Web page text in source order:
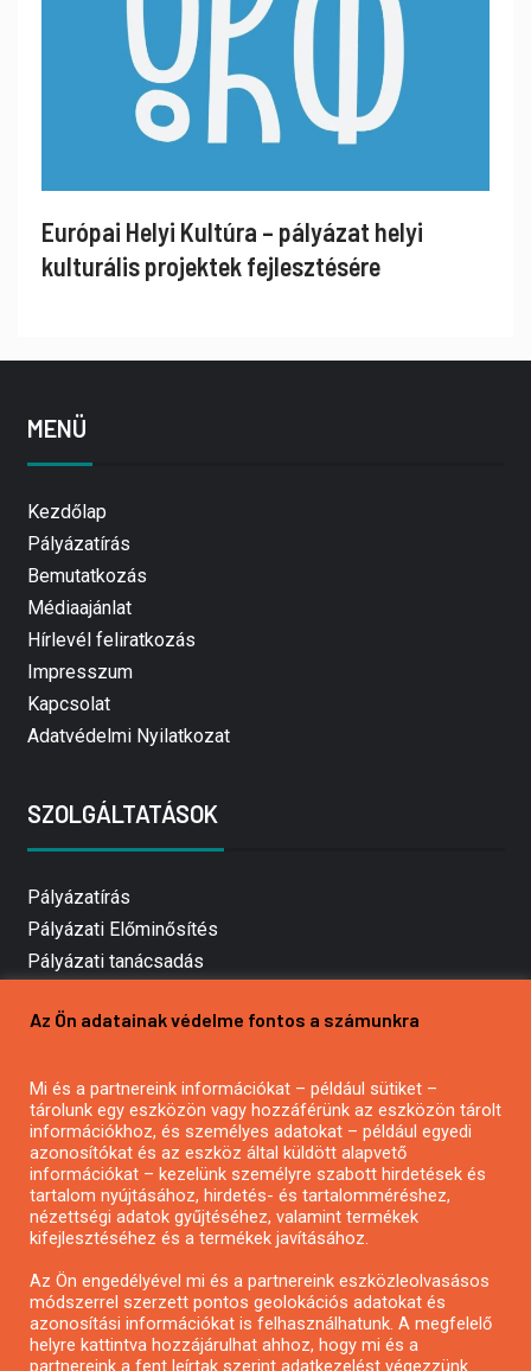
Európai Helyi Kultúra – pályázat helyi
kulturális projektek fejlesztésére
MENÜ
Kezdőlap
Pályázatírás
Bemutatkozás
Médiaajánlat
Hírlevél feliratkozás
Impresszum
Kapcsolat
Adatvédelmi Nyilatkozat
SZOLGÁLTATÁSOK
Pályázatírás
Pályázati Előminősítés
Pályázati tanácsadás
Mezőgazdasági pályázatírás
Pályázatírás civil szervezeteknek
Pályázatírás önkormányzatoknak
Pályázatfigyelés
Specifikus pályázatfigyelés vagy hírlevél
Pályázatok magánszemélyeknek
Az Ön adatainak védelme fontos a számunkra
Mi és a partnereink információkat – például sütiket –
tárolunk egy eszközön vagy hozzáférünk az eszközön tárolt
információkhoz, és személyes adatokat – például egyedi
azonosítókat és az eszköz által küldött alapvető
információkat – kezelünk személyre szabott hirdetések és
tartalom nyújtásához, hirdetés- és tartalomméréshez,
nézettségi adatok gyűjtéséhez, valamint termékek
kifejlesztéséhez és a termékek javításához.
Az Ön engedélyével mi és a partnereink eszközleolvasásos
módszerrel szerzett pontos geolokációs adatokat és
azonosítási információkat is felhasználhatunk. A megfelelő
helyre kattintva hozzájárulhat ahhoz, hogy mi és a
partnereink a fent leírtak szerint adatkezelést végezzünk.